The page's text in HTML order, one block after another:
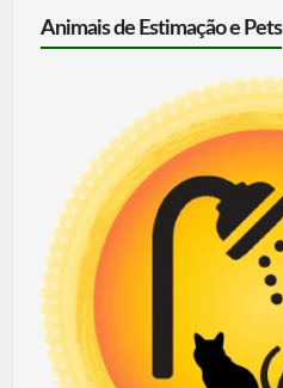
Animais de Estimação e Pets